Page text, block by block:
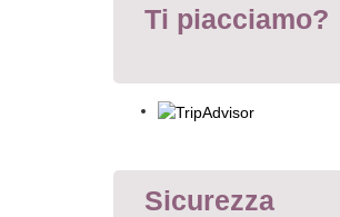
Ti piacciamo?
Sicurezza